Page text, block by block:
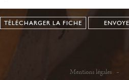
TÉLÉCHARGER LA FICHE
Mentions légales